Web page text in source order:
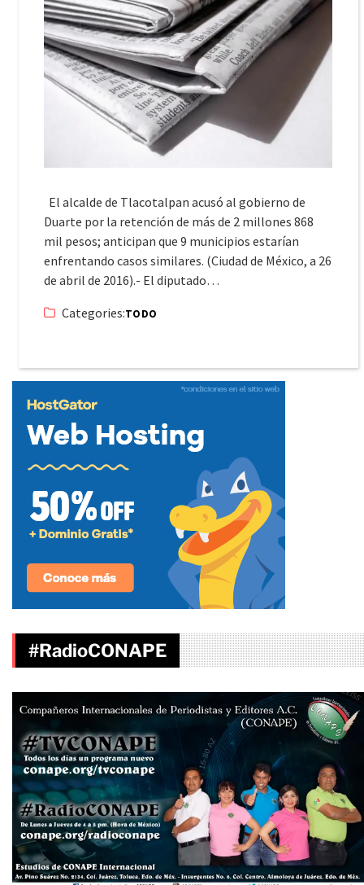
El alcalde de Tlacotalpan acusó al gobierno de
Duarte por la retención de más de 2 millones 868
mil pesos; anticipan que 9 municipios estarían
enfrentando casos similares. (Ciudad de México, a 26
de abril de 2016).- El diputado…
Categories:TODO
#RadioCONAPE